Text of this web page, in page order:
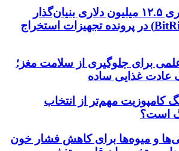
اتهام کلاهبرداری ۱۲.۵ میلیون دلاری بنیان‌گذار
بیت‌ریور (BitRiver) در پرونده تجهیزات استخراج
برای جلوگیری از سلامت مغز؛
یک عادت غذایی ساده
کامپوزیت مهم‌تر از انتخاب
است؟
و میوه‌ها برای کاهش فشار خون